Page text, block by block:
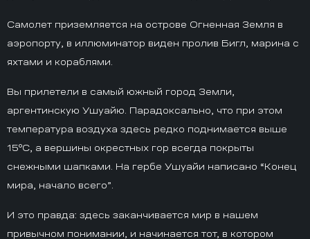
Самолет приземляется на острове Огненная Земля в
аэропорту, в иллюминатор виден пролив Бигл, марина с
яхтами и кораблями.
Вы прилетели в самый южный город Земли,
аргентинскую Ушуайю. Парадоксально, что при этом
температура воздуха здесь редко поднимается выше
15°С, а вершины окрестных гор всегда покрыты
снежными шапками. На гербе Ушуайи написано “Конец
мира, начало всего”.
И это правда: здесь заканчивается мир в нашем
привычном понимании, и начинается тот, в котором